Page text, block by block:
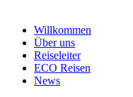
Willkommen
Über uns
Reiseleiter
ECO Reisen
News